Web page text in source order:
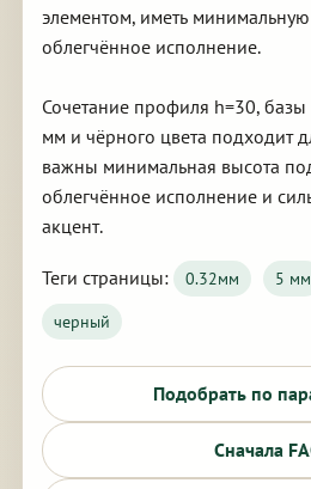
элементом, иметь
облегчённое исполнение.
Сочетание профиля h=30,
мм и чёрного цвета подходит
важны минимальная высота
облегчённое исполнение и
акцент.
Теги страницы: 0.32мм 5 мм
черный
Подобрать по
Сначала